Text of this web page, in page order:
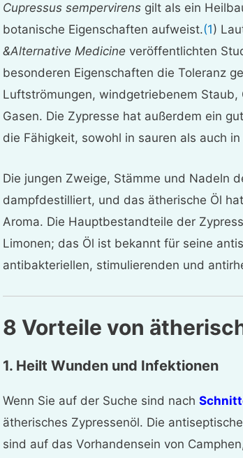
Cupressus sempervirens gilt als ein
botanische Eigenschaften aufweist.(1)
&Alternative Medicine veröffentlichten
besonderen Eigenschaften die Toleranz
Luftströmungen, windgetriebenem Staub,
Gasen. Die Zypresse hat außerdem ein
die Fähigkeit, sowohl in sauren als auch
Die jungen Zweige, Stämme und Nadeln
dampfdestilliert, und das ätherische Öl
Aroma. Die Hauptbestandteile der
Limonen; das Öl ist bekannt für seine
antibakteriellen, stimulierenden und
8 Vorteile von
1. Heilt Wunden und Infektionen
Wenn Sie auf der Suche sind nach
ätherisches Zypressenöl. Die
sind auf das Vorhandensein von